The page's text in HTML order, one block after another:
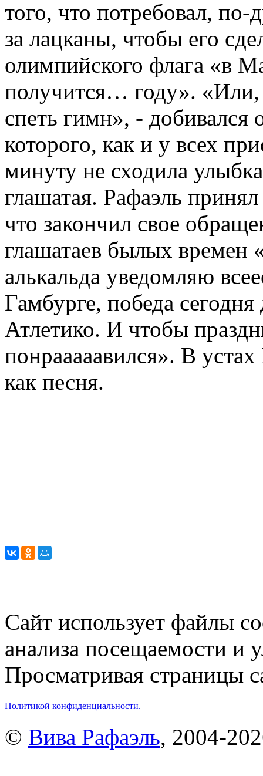
того, что потребовал, по-
за лацканы, чтобы его
олимпийского флага «в
получится… году». «Или,
спеть гимн», - добивался
которого, как и у всех
минуту не сходила
глашатая. Рафаэль
что закончил свое
глашатаев былых времен
алькальда уведомляю
Гамбурге, победа
Атлетико. И чтобы
понрааааавился». В
как песня.
Сайт использует файлы
анализа посещаемости и
Просматривая страницы
Политикой конфиденциальности.
© Вива Рафаэль, 2004-